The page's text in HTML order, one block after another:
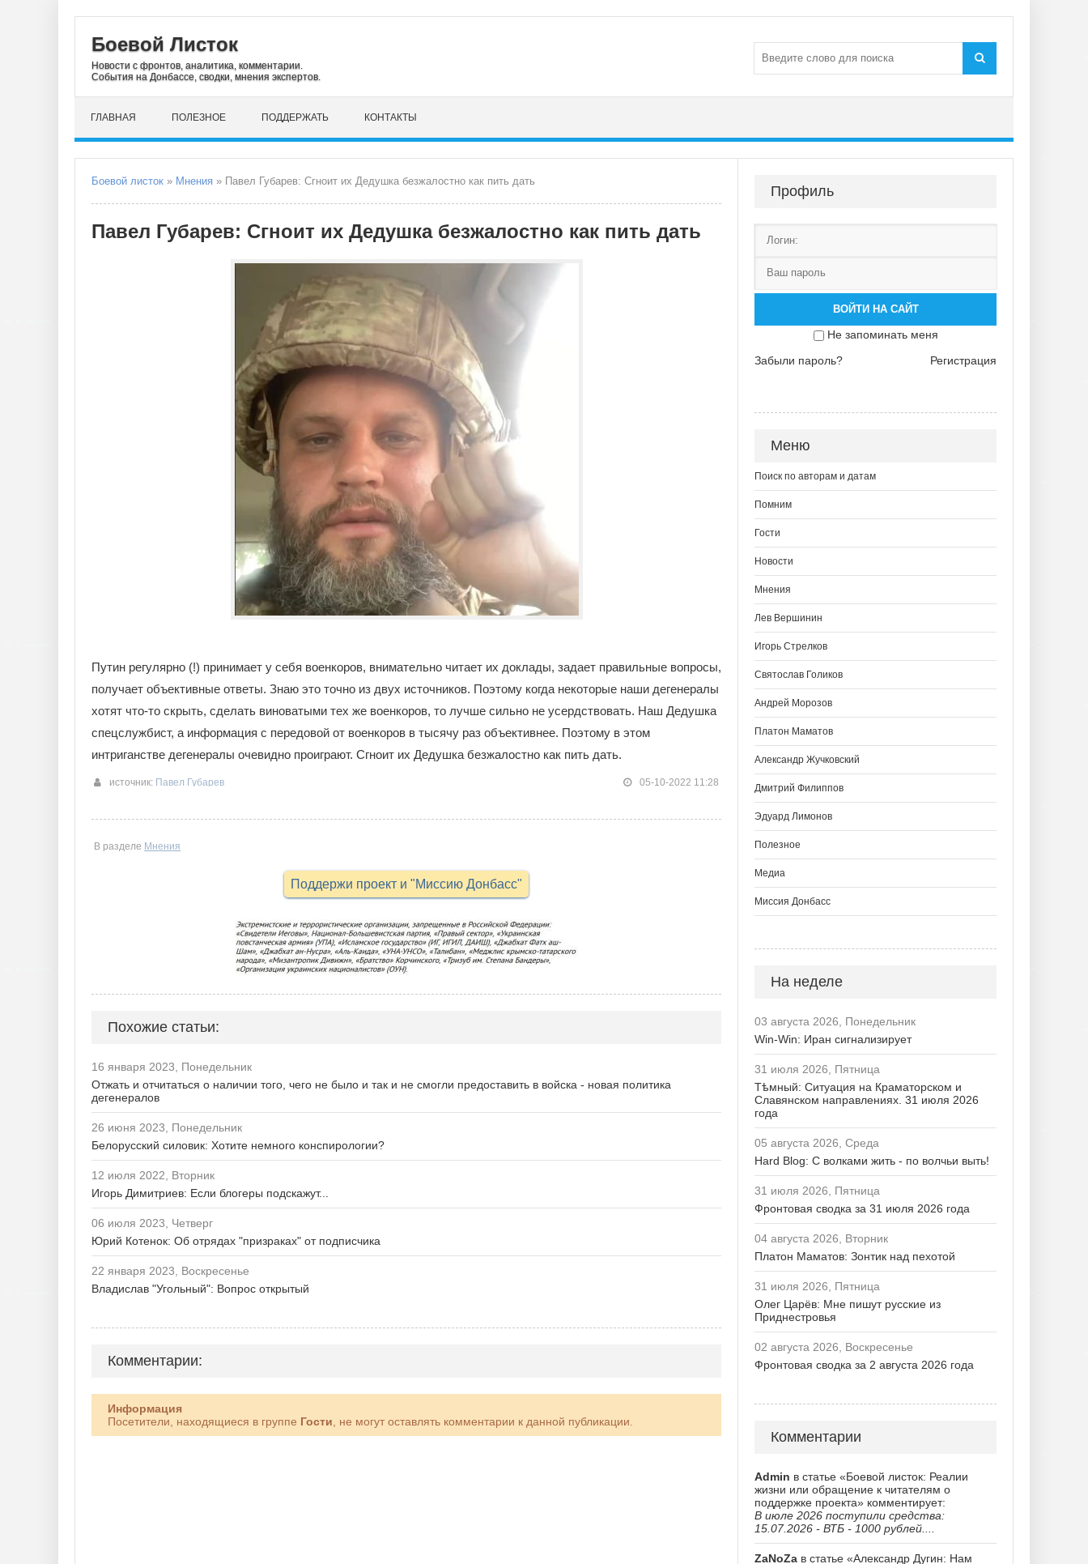
Боевой Листок
Новости с фронтов, аналитика, комментарии.
События на Донбассе, сводки, мнения экспертов.
ГЛАВНАЯ ПОЛЕЗНОЕ ПОДДЕРЖАТЬ КОНТАКТЫ
Боевой листок » Мнения » Павел Губарев: Сгноит их Дедушка безжалостно как пить дать
Павел Губарев: Сгноит их Дедушка безжалостно как пить дать
Путин регулярно (!) принимает у себя военкоров, внимательно читает их доклады, задает правильные вопросы,
получает объективные ответы. Знаю это точно из двух источников. Поэтому когда некоторые наши дегенералы
хотят что-то скрыть, сделать виноватыми тех же военкоров, то лучше сильно не усердствовать. Наш Дедушка
спецслужбист, а информация с передовой от военкоров в тысячу раз объективнее. Поэтому в этом
интриганстве дегенералы очевидно проиграют. Сгноит их Дедушка безжалостно как пить дать.
источник: Павел Губарев 05-10-2022 11:28
В разделе Мнения
Поддержи проект и "Миссию Донбасс"
Похожие статьи:
16 января 2023, Понедельник
Отжать и отчитаться о наличии того, чего не было и так и не смогли предоставить в войска - новая политика
дегенералов
26 июня 2023, Понедельник
Белорусский силовик: Хотите немного конспирологии?
12 июля 2022, Вторник
Игорь Димитриев: Если блогеры подскажут...
06 июля 2023, Четверг
Юрий Котенок: Об отрядах "призраках" от подписчика
22 января 2023, Воскресенье
Владислав "Угольный": Вопрос открытый
Комментарии:
Информация
Посетители, находящиеся в группе Гости , не могут оставлять комментарии к данной публикации.
Профиль
ВОЙТИ НА САЙТ
Не запоминать меня
Забыли пароль?
Регистрация
Меню
Поиск по авторам и датам
Помним
Гости
Новости
Мнения
Лев Вершинин
Игорь Стрелков
Святослав Голиков
Андрей Морозов
Платон Маматов
Александр Жучковский
Дмитрий Филиппов
Эдуард Лимонов
Полезное
Медиа
Миссия Донбасс
На неделе
03 августа 2026, Понедельник
Win-Win: Иран сигнализирует
31 июля 2026, Пятница
Тѣмный: Ситуация на Краматорском и
Славянском направлениях. 31 июля 2026
года
05 августа 2026, Среда
Hard Blog: С волками жить - по волчьи выть!
31 июля 2026, Пятница
Фронтовая сводка за 31 июля 2026 года
04 августа 2026, Вторник
Платон Маматов: Зонтик над пехотой
31 июля 2026, Пятница
Олег Царёв: Мне пишут русские из
Приднестровья
02 августа 2026, Воскресенье
Фронтовая сводка за 2 августа 2026 года
Комментарии
Admin в статье «Боевой листок: Реалии
жизни или обращение к читателям о
поддержке проекта» комментирует:
В июле 2026 поступили средства:
15.07.2026 - ВТБ - 1000 рублей....
ZaNoZa в статье «Александр Дугин: Нам